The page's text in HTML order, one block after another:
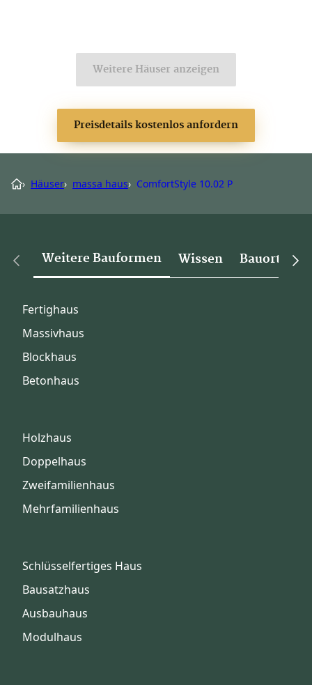
Weitere Häuser anzeigen
Preisdetails kostenlos anfordern
› Häuser› massa haus› ComfortStyle 10.02 P
Weitere Bauformen Wissen Bauorte
Fertighaus
Massivhaus
Blockhaus
Betonhaus
Holzhaus
Doppelhaus
Zweifamilienhaus
Mehrfamilienhaus
Schlüsselfertiges Haus
Bausatzhaus
Ausbauhaus
Modulhaus